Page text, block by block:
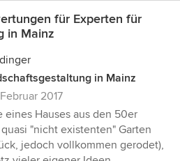
für Experten für
in Mainz
in Mainz
2017
eines Hauses aus den 50er
"nicht existenten" Garten
jedoch vollkommen gerodet),